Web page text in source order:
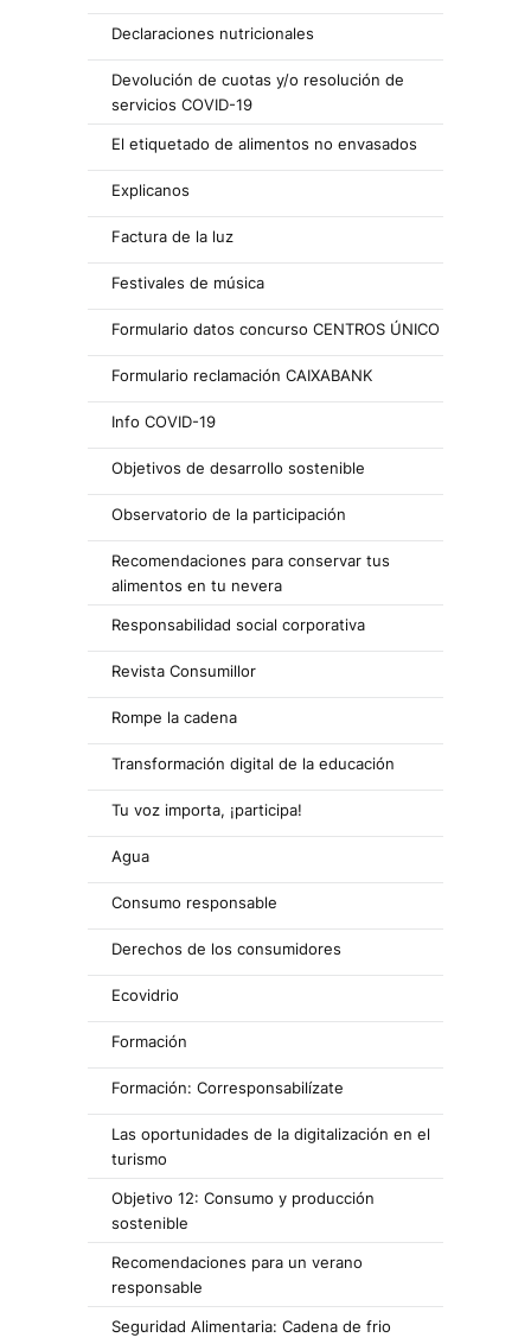
Declaraciones nutricionales
Devolución de cuotas y/o resolución de
servicios COVID-19
El etiquetado de alimentos no envasados
Explicanos
Factura de la luz
Festivales de música
Formulario datos concurso CENTROS ÚNICO
Formulario reclamación CAIXABANK
Info COVID-19
Objetivos de desarrollo sostenible
Observatorio de la participación
Recomendaciones para conservar tus
alimentos en tu nevera
Responsabilidad social corporativa
Revista Consumillor
Rompe la cadena
Transformación digital de la educación
Tu voz importa, ¡participa!
Agua
Consumo responsable
Derechos de los consumidores
Ecovidrio
Formación
Formación: Corresponsabilízate
Las oportunidades de la digitalización en el
turismo
Objetivo 12: Consumo y producción
sostenible
Recomendaciones para un verano
responsable
Seguridad Alimentaria: Cadena de frio